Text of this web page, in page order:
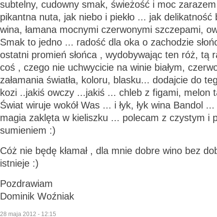
subtelny, cudowny smak, świeżość i moc
pikantna nuta, jak niebo i piekło ... jak delikatność
wina, łamana mocnymi czerwonymi szczepami,
Smak to jedno ... radość dla oka o zachodzie
ostatni promień słońca , wydobywając ten róż, tą
coś , czego nie uchwycicie na winie białym,
załamania światła, koloru, blasku... dodajcie do
kozi ..jakiś owczy ...jakiś ... chleb z figami, melon
Świat wiruje wokół Was ... i łyk, łyk wina Bandol
magia zaklęta w kieliszku ... polecam z czystym i
sumieniem :)
Cóż nie będę kłamał , dla mnie dobre wino bez
istnieje :)
Pozdrawiam
Dominik Woźniak
28 maja 2012 - 12:15